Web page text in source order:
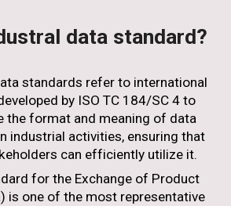
data standard?
standards refer to international
by ISO TC 184/SC 4 to
the format and meaning of data
industrial activities, ensuring that
can efficiently utilize it.
for the Exchange of Product
is one of the most representative